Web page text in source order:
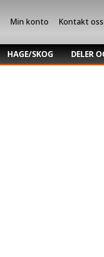
Min konto Kontakt oss
Du
HAGE/SKOG
DELER